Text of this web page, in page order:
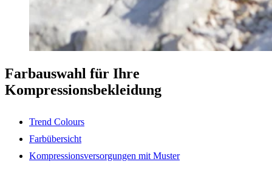
Farbauswahl für Ihre
Kompressionsbekleidung
Trend Colours
Farbübersicht
Kompressionsversorgungen mit Muster